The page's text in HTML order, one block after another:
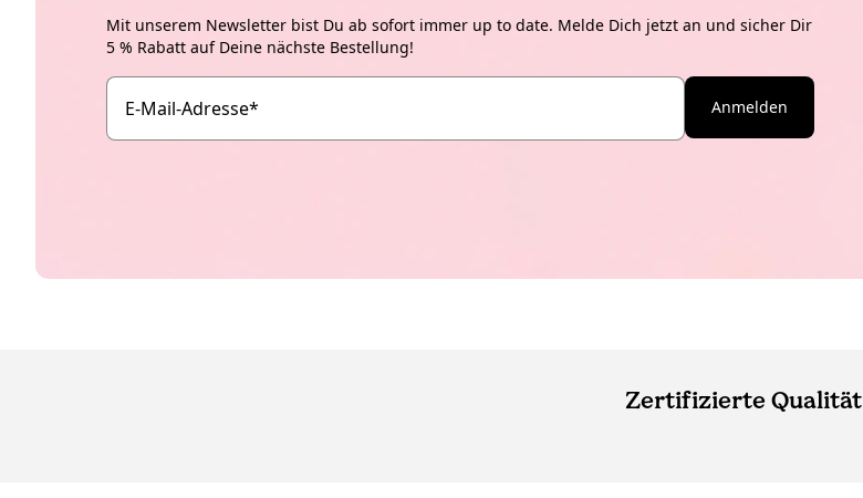
Mit unserem Newsletter bist Du ab sofort immer up to date. Melde Dich jetzt an und sicher Dir
5 % Rabatt auf Deine nächste Bestellung!
E-Mail-Adresse* Anmelden
Zertifizierte Qualität